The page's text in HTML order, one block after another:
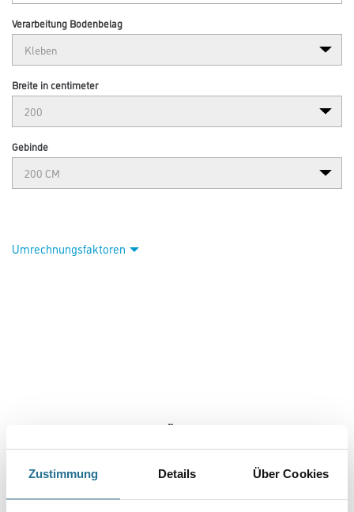
Zustimmung Details Über Cookies
Verarbeitung Bodenbelag
Breite in centimeter
Gebinde
Umrechnungsfaktoren
VIELLEICHT GEFÄLLT IHNEN AUCH...